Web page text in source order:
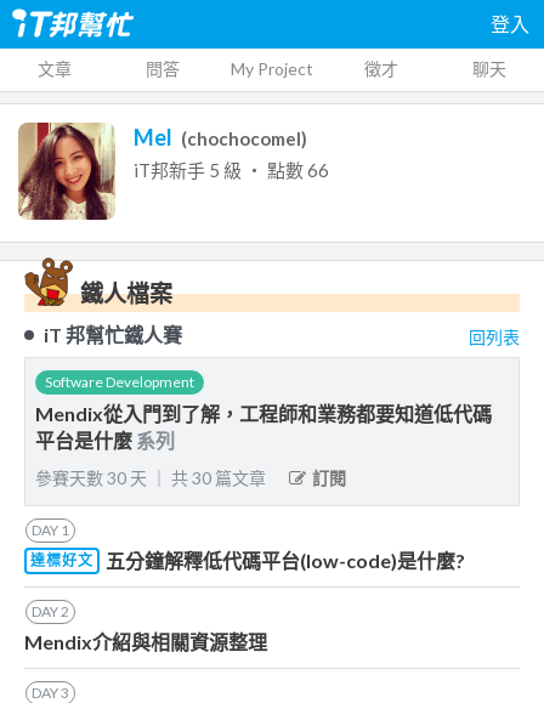
登入
文章 問答 My Project 徵才 聊天
Mel (chochocomel)
iT邦新手 5 級 ‧ 點數66
鐵人檔案
iT 邦幫忙鐵人賽 回列表
Software Development
Mendix從入門到了解，工程師和業務都要知道低代碼
平台是什麼 系列
參賽天數30 天 共30 篇文章 訂閱
DAY 1
達標好文
五分鐘解釋低代碼平台(low-code)是什麼?
DAY2
Mendix介紹與相關資源整理
DAY3